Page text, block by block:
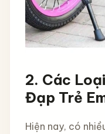
2. Các
Đạp Trẻ
Hiện nay, có